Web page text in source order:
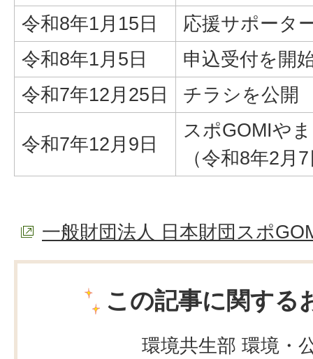
令和8年1月15日
応援サポータ
令和8年1月5日
申込受付を開
令和7年12月25日
チラシを公開
令和7年12月9日
スポGOMIや
（令和8年2月
一般財団法人 日本財団スポ
この記事に関する
環境共生部 環境・